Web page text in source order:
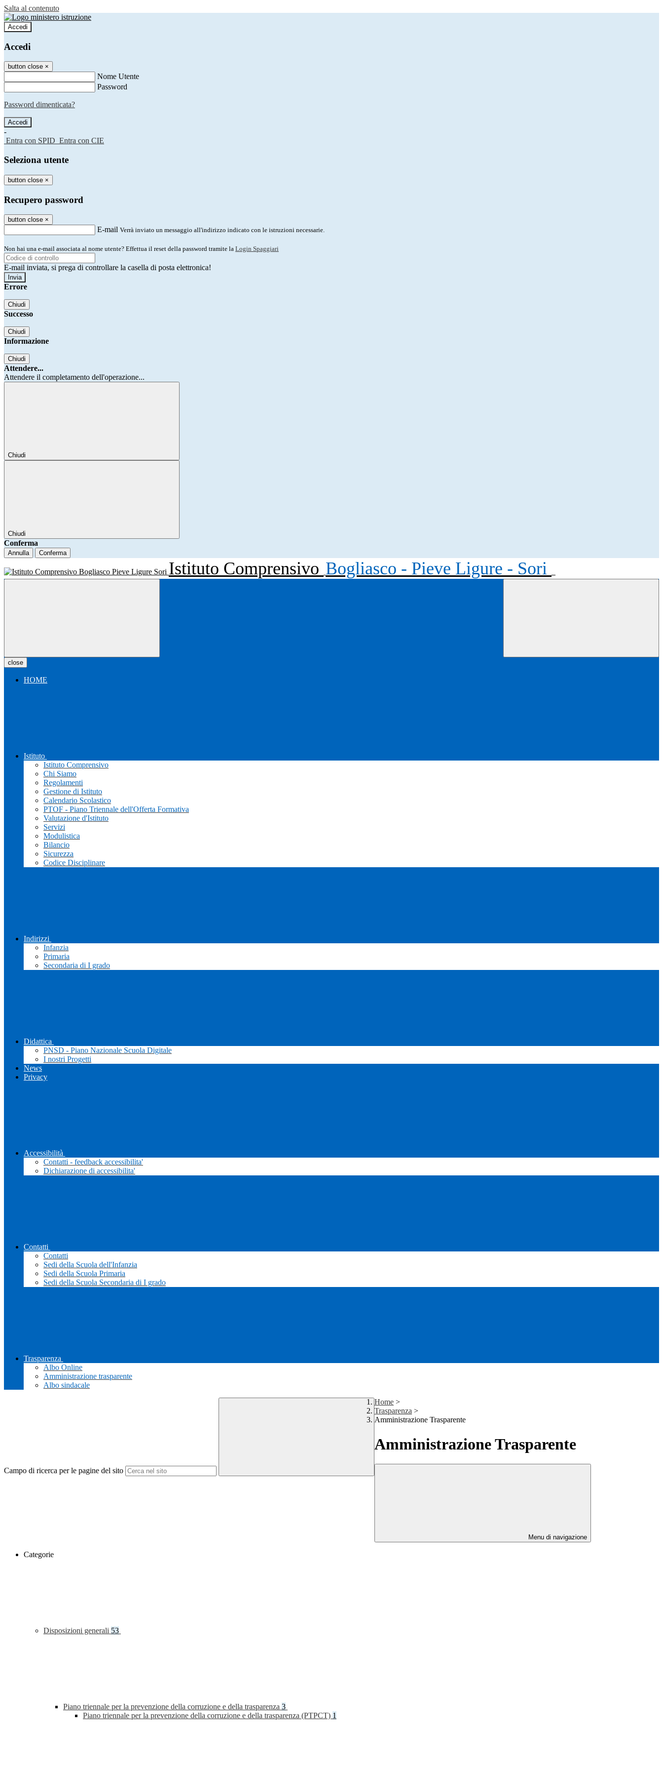
Salta al contenuto
Accedi
Accedi
button close ×
Nome Utente
Password
Password dimenticata?
-
Entra con SPID Entra con CIE
Seleziona utente
button close ×
Recupero password
button close ×
E-mail Verrà inviato un messaggio all'indirizzo indicato con le istruzioni necessarie.
Non hai una e-mail associata al nome utente? Effettua il reset della password tramite la Login Spaggiari
E-mail inviata, si prega di controllare la casella di posta elettronica!
Errore
Chiudi
Successo
Chiudi
Informazione
Chiudi
Attendere...
Attendere il completamento dell'operazione...
Chiudi
Chiudi
Conferma
Annulla Conferma
Istituto Comprensivo Bogliasco - Pieve Ligure - Sori
close
HOME
Istituto
Istituto Comprensivo
Chi Siamo
Regolamenti
Gestione di Istituto
Calendario Scolastico
PTOF - Piano Triennale dell'Offerta Formativa
Valutazione d'Istituto
Servizi
Modulistica
Bilancio
Sicurezza
Codice Disciplinare
Indirizzi
Infanzia
Primaria
Secondaria di I grado
Didattica
PNSD - Piano Nazionale Scuola Digitale
I nostri Progetti
News
Privacy
Accessibilità
Contatti - feedback accessibilita'
Dichiarazione di accessibilita'
Contatti
Contatti
Sedi della Scuola dell'Infanzia
Sedi della Scuola Primaria
Sedi della Scuola Secondaria di I grado
Trasparenza
Albo Online
Amministrazione trasparente
Albo sindacale
Campo di ricerca per le pagine del sito
Home >
Trasparenza >
Amministrazione Trasparente
Amministrazione Trasparente
Menu di navigazione
Categorie
Disposizioni generali 53
Piano triennale per la prevenzione della corruzione e della trasparenza 3
Piano triennale per la prevenzione della corruzione e della trasparenza (PTPCT) 1